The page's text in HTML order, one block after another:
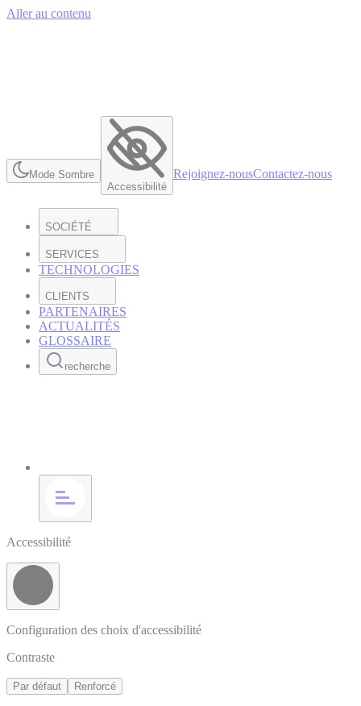
Aller au contenu
Mode Sombre
Accessibilité
Rejoignez-nousContactez-nous
SOCIÉTÉ
SERVICES
TECHNOLOGIES
CLIENTS
PARTENAIRES
ACTUALITÉS
GLOSSAIRE
recherche
Accessibilité
Configuration des choix d'accessibilité
Contraste
Par défaut Renforcé